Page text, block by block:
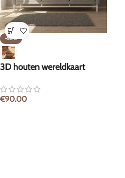
-50%
3D houten wereldkaart
€90.00